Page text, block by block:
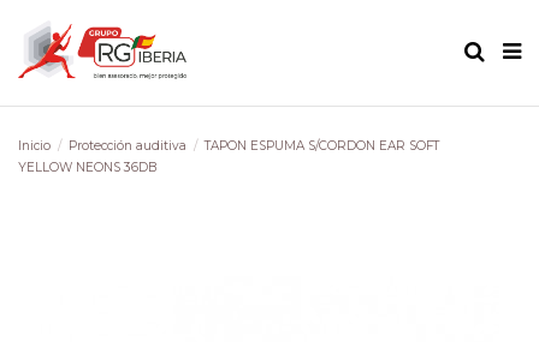
Inicio Protección auditiva
TAPON ESPUMA S/CORDON EAR SOFT
YELLOW NEONS 36DB